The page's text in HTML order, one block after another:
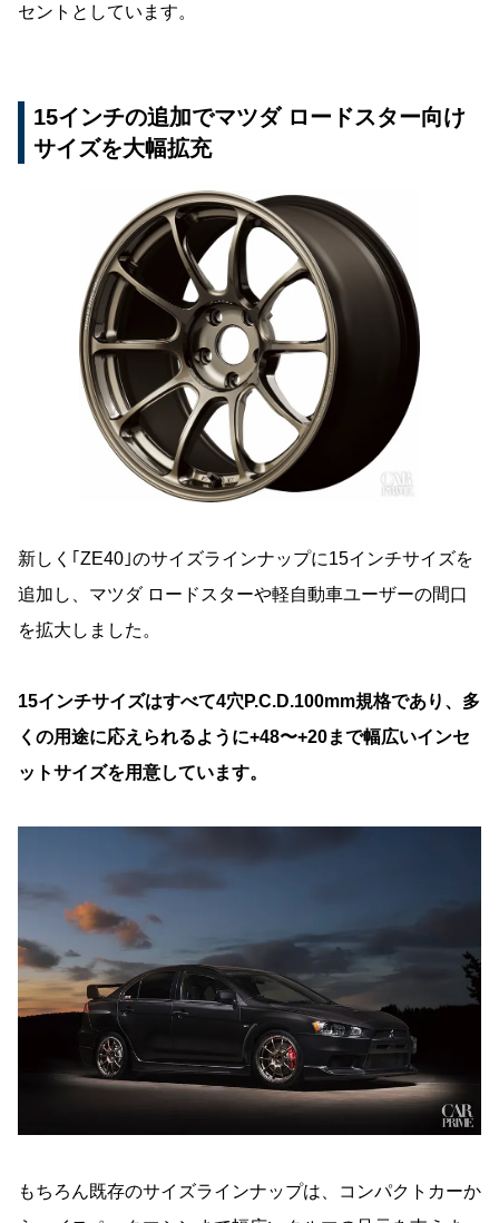
セントとしています。
15インチの追加でマツダ ロードスター向け
サイズを大幅拡充
新しく｢ZE40｣のサイズラインナップに15インチサイズを
追加し、マツダ ロードスターや軽自動車ユーザーの間口
を拡大しました。
15インチサイズはすべて4穴P.C.D.100mm規格であり、多
くの用途に応えられるように+48〜+20まで幅広いインセ
ットサイズを用意しています。
もちろん既存のサイズラインナップは、コンパクトカーか